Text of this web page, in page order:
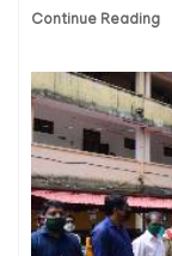
Continue Reading